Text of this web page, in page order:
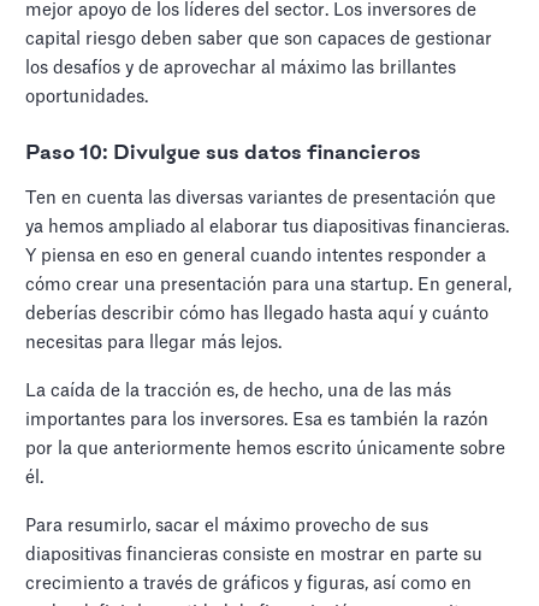
mejor apoyo de los líderes del sector. Los inversores de
capital riesgo deben saber que son capaces de gestionar
los desafíos y de aprovechar al máximo las brillantes
oportunidades.
Paso 10: Divulgue sus datos financieros
Ten en cuenta las diversas variantes de presentación que
ya hemos ampliado al elaborar tus diapositivas financieras.
Y piensa en eso en general cuando intentes responder a
cómo crear una presentación para una startup. En general,
deberías describir cómo has llegado hasta aquí y cuánto
necesitas para llegar más lejos.
La caída de la tracción es, de hecho, una de las más
importantes para los inversores. Esa es también la razón
por la que anteriormente hemos escrito únicamente sobre
él.
Para resumirlo, sacar el máximo provecho de sus
diapositivas financieras consiste en mostrar en parte su
crecimiento a través de gráficos y figuras, así como en